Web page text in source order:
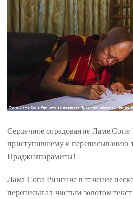
Сердечное сорадование Ламе Сопе
приступившему к переписыванию
Праджняпарамиты!
Лама Сопа Ринпоче в течение
переписывал чистым золотом